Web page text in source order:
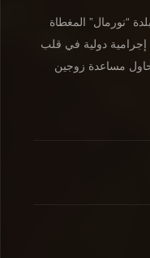
“نورمال” المغطاة
إجرامية دولية في قلب
يحاول مساعدة زوجين